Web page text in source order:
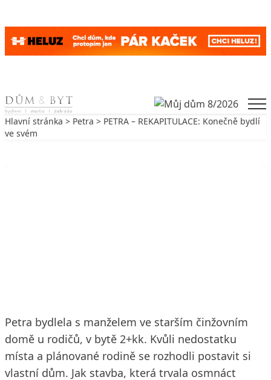
Skip to content
Hlavní stránka > Petra > PETRA – REKAPITULACE: Konečně bydlí
ve svém
Petra bydlela s manželem ve starším činžovním
domě u rodičů, v bytě 2+kk. Kvůli nedostatku
místa a plánované rodině se rozhodli postavit si
vlastní dům. Jak stavba, která trvala osmnáct